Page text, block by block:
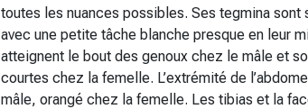
toutes les nuances possibles. Ses tegmina sont
avec une petite tâche blanche presque en leur
atteignent le bout des genoux chez le mâle et
courtes chez la femelle. L’extrémité de
mâle, orangé chez la femelle. Les tibias et la